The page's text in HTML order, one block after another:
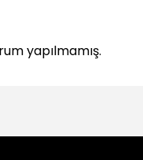
yapılmamış.